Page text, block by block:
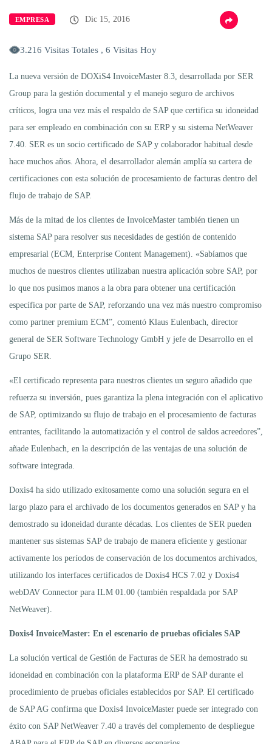
EMPRESA Dic 15, 2016
3.216 Visitas Totales , 6 Visitas Hoy
La nueva versión de DOXiS4 InvoiceMaster 8.3, desarrollada por SER
Group para la gestión documental y el manejo seguro de archivos
críticos, logra una vez más el respaldo de SAP que certifica su idoneidad
para ser empleado en combinación con su ERP y su sistema NetWeaver
7.40. SER es un socio certificado de SAP y colaborador habitual desde
hace muchos años. Ahora, el desarrollador alemán amplía su cartera de
certificaciones con esta solución de procesamiento de facturas dentro del
flujo de trabajo de SAP.
Más de la mitad de los clientes de InvoiceMaster también tienen un
sistema SAP para resolver sus necesidades de gestión de contenido
empresarial (ECM, Enterprise Content Management). «Sabíamos que
muchos de nuestros clientes utilizaban nuestra aplicación sobre SAP, por
lo que nos pusimos manos a la obra para obtener una certificación
específica por parte de SAP, reforzando una vez más nuestro compromiso
como partner premium ECM”, comentó Klaus Eulenbach, director
general de SER Software Technology GmbH y jefe de Desarrollo en el
Grupo SER.
«El certificado representa para nuestros clientes un seguro añadido que
refuerza su inversión, pues garantiza la plena integración con el aplicativo
de SAP, optimizando su flujo de trabajo en el procesamiento de facturas
entrantes, facilitando la automatización y el control de saldos acreedores”,
añade Eulenbach, en la descripción de las ventajas de una solución de
software integrada.
Doxis4 ha sido utilizado exitosamente como una solución segura en el
largo plazo para el archivado de los documentos generados en SAP y ha
demostrado su idoneidad durante décadas. Los clientes de SER pueden
mantener sus sistemas SAP de trabajo de manera eficiente y gestionar
activamente los períodos de conservación de los documentos archivados,
utilizando los interfaces certificados de Doxis4 HCS 7.02 y Doxis4
webDAV Connector para ILM 01.00 (también respaldada por SAP
NetWeaver).
Doxis4 InvoiceMaster: En el escenario de pruebas oficiales SAP
La solución vertical de Gestión de Facturas de SER ha demostrado su
idoneidad en combinación con la plataforma ERP de SAP durante el
procedimiento de pruebas oficiales establecidos por SAP. El certificado
de SAP AG confirma que Doxis4 InvoiceMaster puede ser integrado con
éxito con SAP NetWeaver 7.40 a través del complemento de despliegue